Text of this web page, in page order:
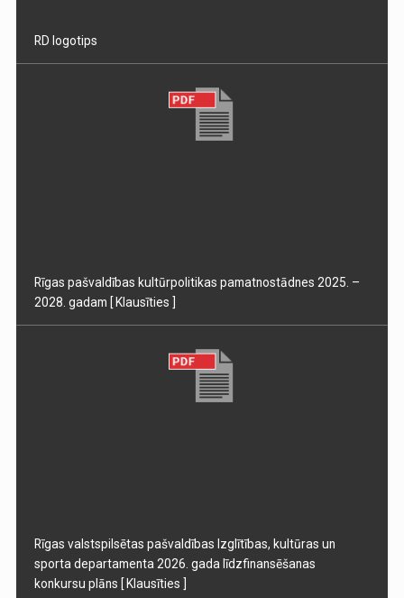
RD logotips
Rīgas pašvaldības kultūrpolitikas pamatnostādnes 2025. –
2028. gadam [ Klausīties ]
Rīgas valstspilsētas pašvaldības Izglītības, kultūras un
sporta departamenta 2026. gada līdzfinansēšanas
konkursu plāns [ Klausīties ]